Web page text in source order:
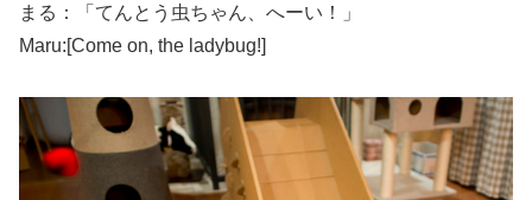
まる：「てんとう虫ちゃん、へーい！」
Maru:[Come on, the ladybug!]